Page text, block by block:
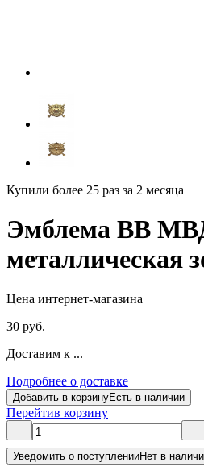
Купили более 25 раз за 2 месяца
Эмблема ВВ
металлическая
Цена интернет-магазина
30 руб.
Доставим к ...
Подробнее о доставке
Добавить в корзинуЕсть в наличии
Перейтив корзину
Уведомить о поступленииНет в